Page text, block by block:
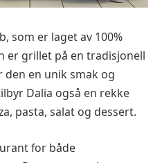
som er laget av 100%
er grillet på en tradisjonell
en unik smak og
Dalia også en rekke
pasta, salat og dessert.
for både